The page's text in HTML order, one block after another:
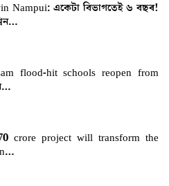
Nampui: একেটা বিভাগতেই ৬ বছৰ!
flood-hit schools reopen from
crore project will transform the